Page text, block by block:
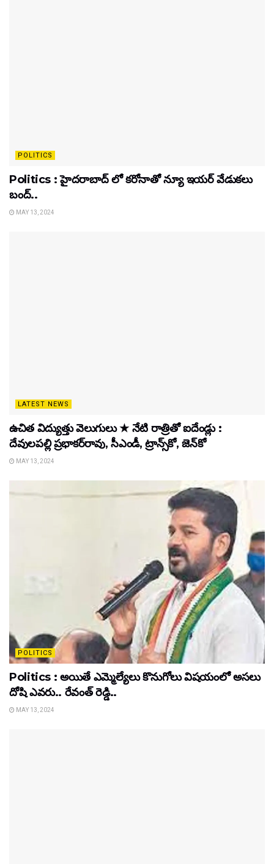
POLITICS
Politics : హైదరాబాద్ లో కరోనాతో న్యూ ఇయర్ వేడుకలు
బంద్..
MAY 13, 2024
LATEST NEWS
ఉచిత విద్యుత్తు వెలుగులు ★ నేటి రాత్రితో ఐదేండ్లు :
దేవులపల్లి ప్రభాకర్‌రావు, సీఎండీ, ట్రాన్స్‌కో, జెన్‌కో
MAY 13, 2024
POLITICS
Politics : అయితే ఎమ్మెల్యేలు కొనుగోలు విషయంలో అసలు
దోషి ఎవరు.. రేవంత్ రెడ్డి..
MAY 13, 2024